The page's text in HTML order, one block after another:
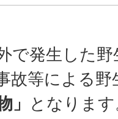
で発生した
故等による
」 となりま